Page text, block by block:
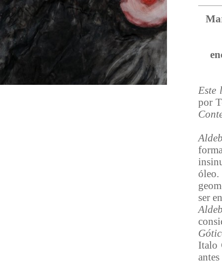
Este
por
óleo.
ser
Italo